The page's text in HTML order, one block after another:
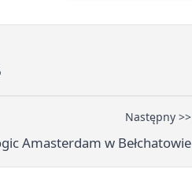
Następny >>
Amasterdam w Bełchatowie